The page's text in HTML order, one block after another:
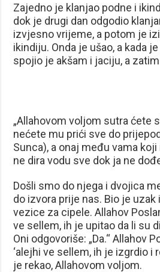
Zajedno je klanjao podne i
dok je drugi dan odgodio
izvjesno vrijeme, a potom je
ikindiju. Onda je ušao, a kada
spojio je akšam i jaciju, a
„Allahovom voljom sutra ćete
nećete mu prići sve do
Sunca), a onaj među vama
ne dira vodu sve dok ja ne
Došli smo do njega i dvojica
do izvora prije nas. Bio je
vezice za cipele. Allahov
ve sellem, ih je upitao da li su
Oni odgovoriše: „Da.“ Allahov
‘alejhi ve sellem, ih je izgrdio i
je rekao, Allahovom voljom.